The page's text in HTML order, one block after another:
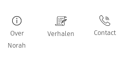
Over
Norah
Verhalen Contact